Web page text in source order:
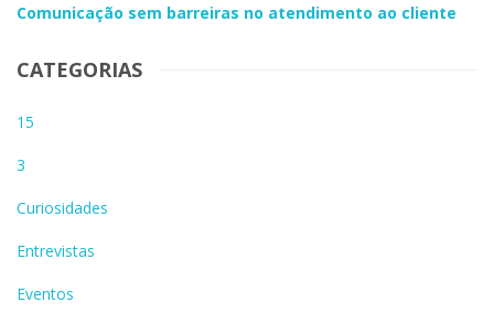
Comunicação sem barreiras no atendimento ao cliente
CATEGORIAS
15
3
Curiosidades
Entrevistas
Eventos